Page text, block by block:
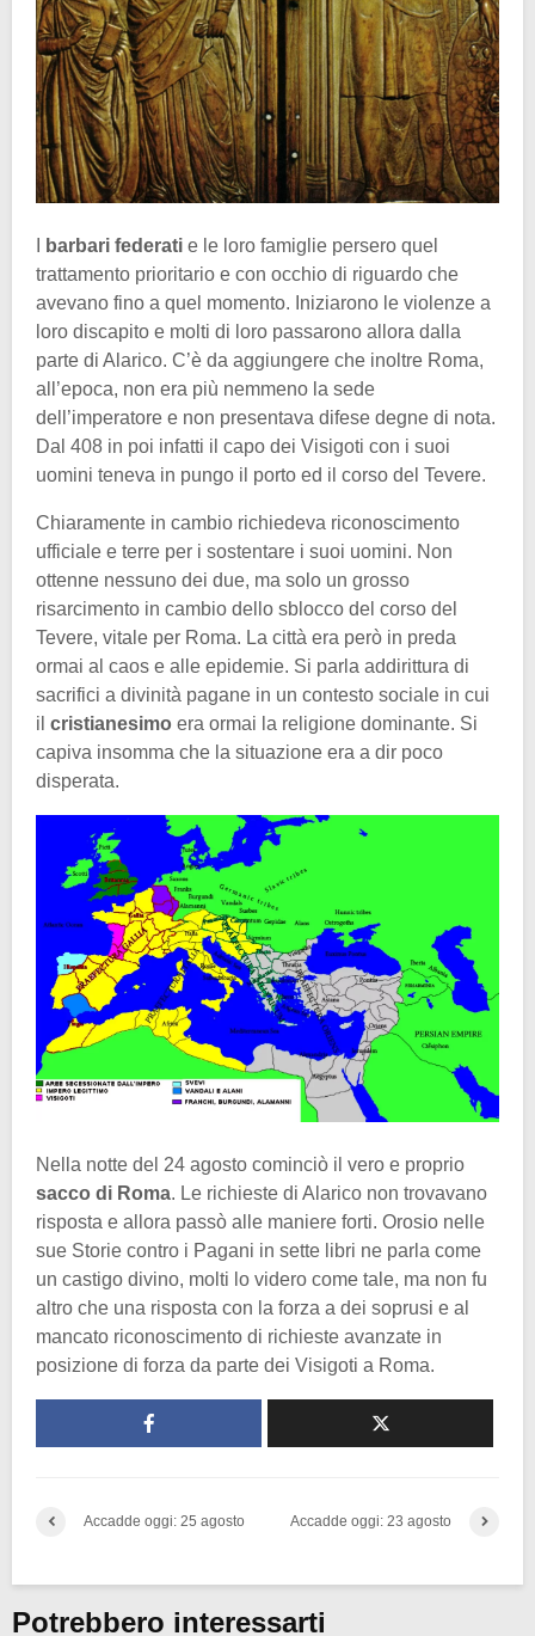
barbari federati e le loro famiglie persero quel
trattamento prioritario e con occhio di riguardo che
avevano fino a quel momento. Iniziarono le violenze a
loro discapito e molti di loro passarono allora dalla
parte di Alarico. C’è da aggiungere che inoltre Roma,
all’epoca, non era più nemmeno la sede
dell’imperatore e non presentava difese degne di nota.
Dal 408 in poi infatti il capo dei Visigoti con i suoi
uomini teneva in pungo il porto ed il corso del Tevere.
Chiaramente in cambio richiedeva riconoscimento
ufficiale e terre per i sostentare i suoi uomini. Non
ottenne nessuno dei due, ma solo un grosso
risarcimento in cambio dello sblocco del corso del
Tevere, vitale per Roma. La città era però in preda
ormai al caos e alle epidemie. Si parla addirittura di
sacrifici a divinità pagane in un contesto sociale in cui
il cristianesimo era ormai la religione dominante. Si
capiva insomma che la situazione era a dir poco
disperata.
Nella notte del 24 agosto cominciò il vero e proprio
sacco di Roma. Le richieste di Alarico non trovavano
risposta e allora passò alle maniere forti. Orosio nelle
sue Storie contro i Pagani in sette libri ne parla come
un castigo divino, molti lo videro come tale, ma non fu
altro che una risposta con la forza a dei soprusi e al
mancato riconoscimento di richieste avanzate in
posizione di forza da parte dei Visigoti a Roma.
Accadde oggi: 25 agosto Accadde oggi: 23 agosto
Potrebbero interessarti